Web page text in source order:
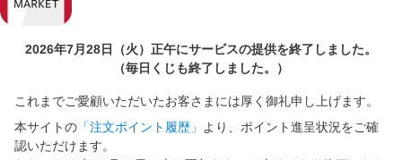
2026年7月28日（火）正午にサービスの提供を終了しました。
（毎日くじも終了しました。）
これまでご愛顧いただいたお客さまには厚く御礼申し上げます。
本サイトの 「注文ポイント履歴」
より、ポイント進呈状況をご確
認いただけます。